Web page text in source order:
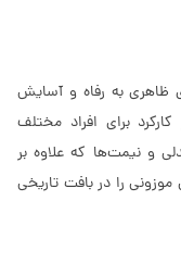
ظاهری به رفاه و آسایش
برای افراد مختلف
و نیمت‌ها که علاوه بر
را در بافت تاریخی